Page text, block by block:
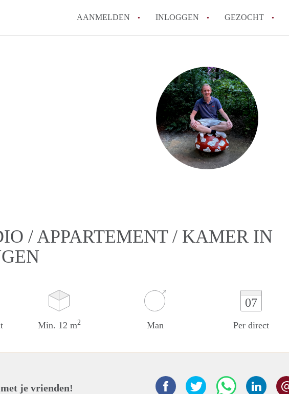
AANMELDEN INLOGGEN GEZOCHT
How to translate
Berekent
makelaarsvergoeding/
Wat is
Wat is de privacyverklaring
Is AppartementWageningen
Appartement / Appartementen
Alle veelgestelde vragen
/ APPARTEMENT / KAMER IN
Min. 12 m2 Man
07
Per direct
je vrienden!